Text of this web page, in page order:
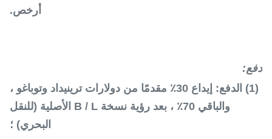
أرخص.
دفع:
(1) الدفع: إيداع 30٪ مقدمًا من دولارات ترينيداد وتوباغو ،
والباقي 70٪ ، بعد رؤية نسخة B / L الأصلية (للنقل
البحري) ؛